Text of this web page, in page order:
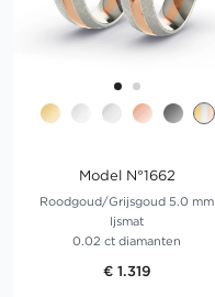
Model N°1662
Roodgoud/Grijsgoud 5.0 mm
Ijsmat
0.02 ct diamanten
€ 1.319